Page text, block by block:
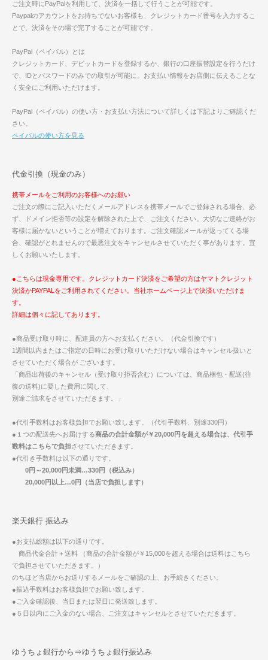
ご注文時にPayPalを利用して、決済を一括して行うことが可能です。
Paypalのアカウントをお持ちでないお客様も、クレジットカード番号を入力するこ
とで、決済をその場で完了することが可能です。
PayPal（ペイパル）とは
クレジットカード、デビットカードを登録するか、銀行の口座振替設定を行うだけ
で、IDとパスワードのみでの取引が可能に。お支払い情報をお店側に伝えることな
く安全にご利用いただけます。
PayPal（ペイパル）の使い方・お支払い方法について詳しくは下記よりご確認くだ
さい。
ペイパルの使い方を見る
代金引換（現金のみ）
携帯メールをご利用のお客様へのお願い
ご注文の際にご記入いただくメールアドレスを携帯メールでご登録される場合、必
ず、ドメイン拒否等の設定を解除された上で、ご注文ください。大切なご連絡がお
客様に届かないということが増えております。ご注文確認メールが返ってくる場
合、確認がとれませんので最悪注文をキャンセルさせていただく事があります。宜
しくお願いいたします。
●こちらは現金専用です。クレジットカード決済をご希望の方はヤマトクレジット
決済かPAYPALをご利用されてください。当社ホームページ上で決済いただけま
す。
詳細は個々に記してあります。
●商品受け取り時に、配達員の方へお支払ください。（代金引換です）
1週間以内またはご指定の日時にお受け取りいただけない場合はキャンセル扱いと
させていただく場合が ございます。
「商品出荷後のキャンセル（受け取り拒否含む）については、商品梱包・配送(往
復の送料)に要した費用に関して、
別途ご請求をさせていただきます。」
●代引手数料はお客様負担でお願い致します。（代引手数料、別途330円）
●１つの配送先へお届けする商品の合計金額が￥20,000円を超える場合は、代引手
数料はこちらで負担させていただきます。
●代引き手数料は以下の通りです。
0円～20,000円未満…330円（税込み）
20,000円以上…0円（当店で負担します）
楽天銀行 振込み
●お支払総額は以下の通りです。
商品代金合計＋送料 （商品の合計金額が￥15,000を超える場合は送料はこちら
で負担させていただきます。）
のちほど当店からお送りするメールをご確認の上、お手続きください。
●振込手数料はお客様負担でお願い致します。
●ご入金確認後、当日または翌日に発送致します。
●５日以内にご入金のない場合、ご注文はキャンセルとさせていただきます。
ゆうちょ銀行から⇒ゆうちょ銀行振込み